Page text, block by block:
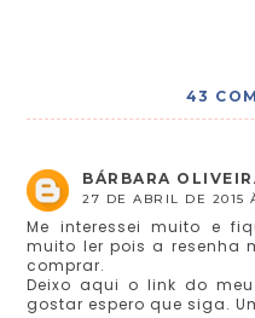
43
BÁRBARA
27 DE ABRIL DE 2015
Me interessei muito e
muito ler pois a resenha
comprar.
Deixo aqui o link do
gostar espero que siga.